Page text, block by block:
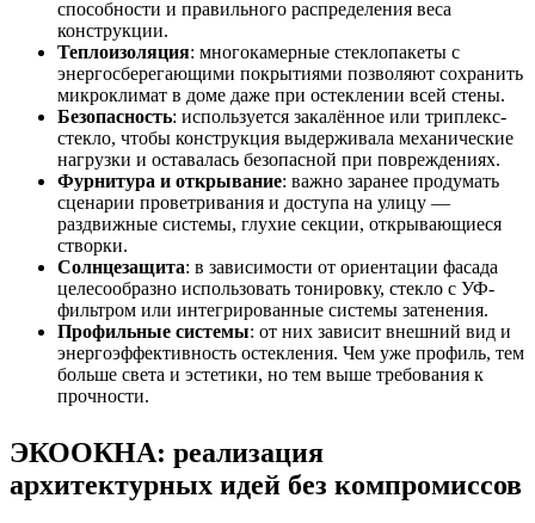
способности и правильного распределения веса
конструкции.
Теплоизоляция: многокамерные стеклопакеты с
энергосберегающими покрытиями позволяют сохранить
микроклимат в доме даже при остеклении всей стены.
Безопасность: используется закалённое или триплекс-
стекло, чтобы конструкция выдерживала механические
нагрузки и оставалась безопасной при повреждениях.
Фурнитура и открывание: важно заранее продумать
сценарии проветривания и доступа на улицу —
раздвижные системы, глухие секции, открывающиеся
створки.
Солнцезащита: в зависимости от ориентации фасада
целесообразно использовать тонировку, стекло с УФ-
фильтром или интегрированные системы затенения.
Профильные системы: от них зависит внешний вид и
энергоэффективность остекления. Чем уже профиль, тем
больше света и эстетики, но тем выше требования к
прочности.
ЭКООКНА: реализация
архитектурных идей без компромиссов